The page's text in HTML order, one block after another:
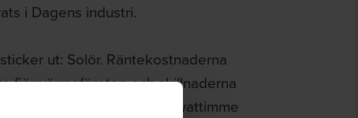
i Dagens industri.
ut: Solör. Räntekostnaderna
fjärrvärmeföretag och skillnaderna
per såld kilowattimme